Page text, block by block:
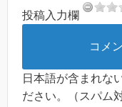
投稿入力欄
日本語が含まれな
ださい。（スパム